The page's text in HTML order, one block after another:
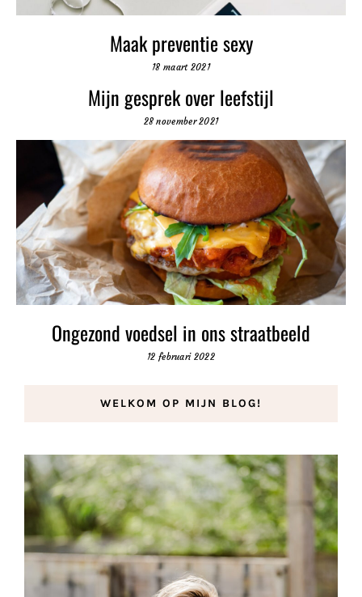
Maak preventie sexy
18 maart 2021
Mijn gesprek over leefstijl
28 november 2021
Ongezond voedsel in ons straatbeeld
12 februari 2022
WELKOM OP MIJN BLOG!